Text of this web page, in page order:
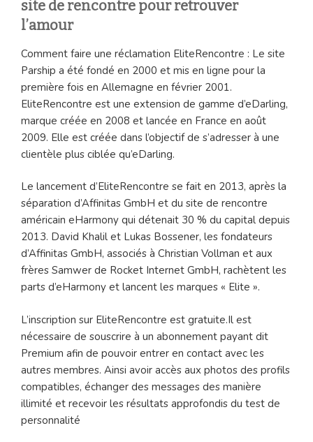
site de rencontre pour retrouver
l’amour
Comment faire une réclamation EliteRencontre : Le site
Parship a été fondé en 2000 et mis en ligne pour la
première fois en Allemagne en février 2001.
EliteRencontre est une extension de gamme d’eDarling,
marque créée en 2008 et lancée en France en août
2009. Elle est créée dans l’objectif de s’adresser à une
clientèle plus ciblée qu’eDarling.
Le lancement d’EliteRencontre se fait en 2013, après la
séparation d’Affinitas GmbH et du site de rencontre
américain eHarmony qui détenait 30 % du capital depuis
2013. David Khalil et Lukas Bossener, les fondateurs
d’Affinitas GmbH, associés à Christian Vollman et aux
frères Samwer de Rocket Internet GmbH, rachètent les
parts d’eHarmony et lancent les marques « Elite ».
L’inscription sur EliteRencontre est gratuite.Il est
nécessaire de souscrire à un abonnement payant dit
Premium afin de pouvoir entrer en contact avec les
autres membres. Ainsi avoir accès aux photos des profils
compatibles, échanger des messages des manière
illimité et recevoir les résultats approfondis du test de
personnalité